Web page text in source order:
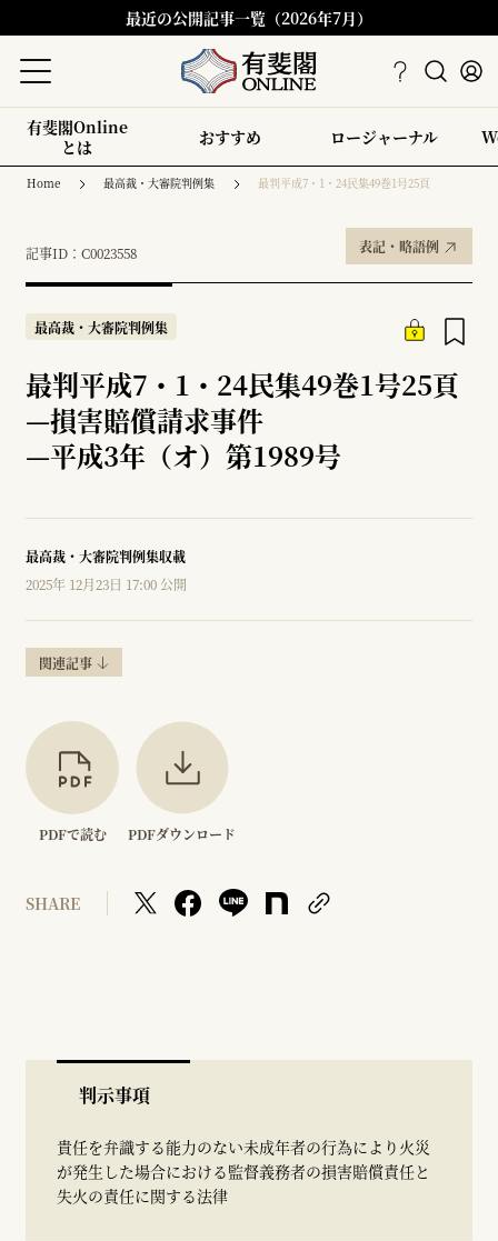
最近の公開記事一覧（2026年7月）
有斐閣Online
とは
おすすめ ロージャーナル
Home 最高裁・大審院判例集 最判平成7・1・24民集49巻1号25頁
記事ID：C0023558 表記・略語例
最高裁・大審院判例集
最判平成7・1・24民集49巻1号25頁
—損害賠償請求事件
—平成3年（オ）第1989号
最高裁・大審院判例集収載
2025年 12月23日 17:00 公開
関連記事
PDFで読む PDFダウンロード
SHARE
判示事項
貴任を弁識する能力のない未成年者の行為により火災
が発生した場合における監督義務者の損害賠償責任と
失火の責任に関する法律